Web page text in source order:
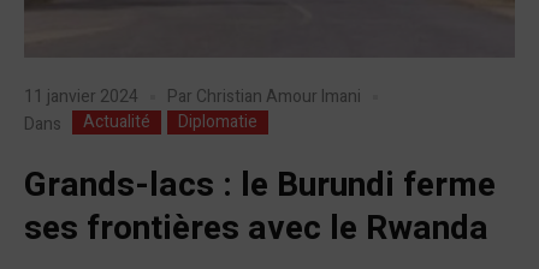
11 janvier 2024 Par Christian Amour Imani
Dans
Actualité Diplomatie
Grands-lacs : le Burundi ferme
ses frontières avec le Rwanda